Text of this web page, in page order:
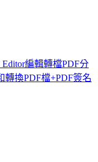
編輯轉檔PDF分
轉換PDF檔+PDF簽名